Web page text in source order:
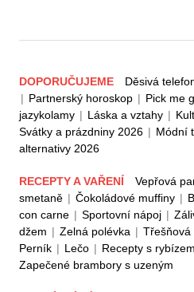
DOPORUČUJEME Děsivá
| Partnerský horoskop | Pick me
jazykolamy | Láska a vztahy |
Svátky a prázdniny 2026 | Módní
alternativy 2026
RECEPTY A VAŘENÍ Vepřová
smetaně | Čokoládové muffiny |
con carne | Sportovní nápoj |
džem | Zelná polévka | Třešňová
Perník | Lečo | Recepty s rybízem
Zapečené brambory s uzeným